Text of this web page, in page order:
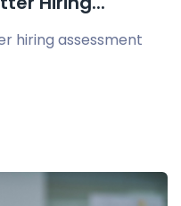
hiring assessment